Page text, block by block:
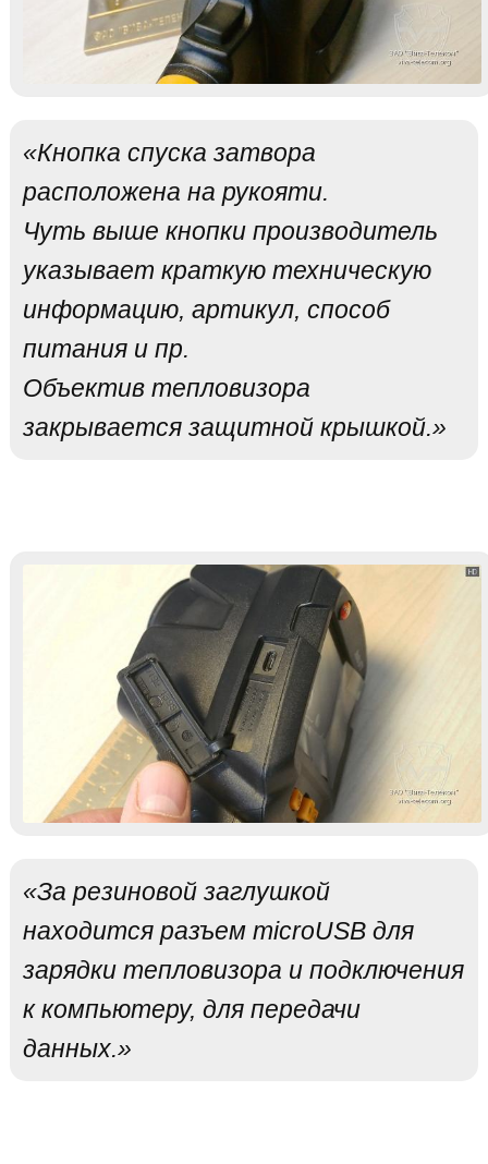
«Кнопка спуска затвора
расположена на рукояти.
Чуть выше кнопки производитель
указывает краткую техническую
информацию, артикул, способ
питания и пр.
Объектив тепловизора
закрывается защитной крышкой.»
«За резиновой заглушкой
находится разъем microUSB для
зарядки тепловизора и подключения
к компьютеру, для передачи
данных.»